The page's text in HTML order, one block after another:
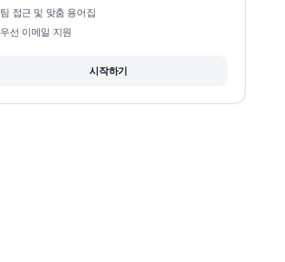
팀 접근 및 맞춤 용어집
우선 이메일 지원
시작하기